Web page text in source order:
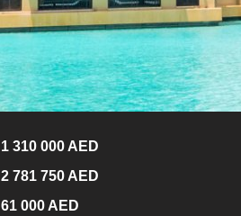
1 310 000 AED
2 781 750 AED
61 000 AED